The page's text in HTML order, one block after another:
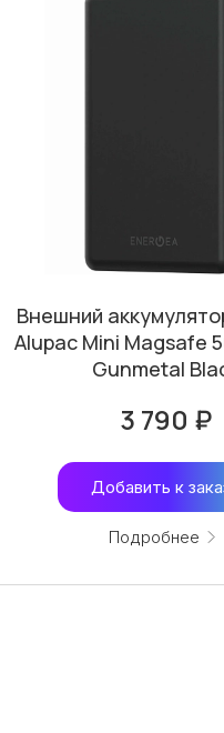
Внешний
Alupac Mini Magsafe
Gunmetal
3 790 ₽
Добавить к
Подробнее